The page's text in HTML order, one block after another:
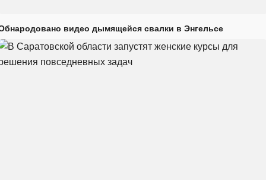
видео дымящейся свалки в Энгельсе